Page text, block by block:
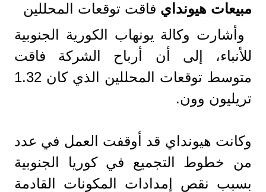
مبيعات هيونداي فاقت توقعات المحللين
وأشارت وكالة يونهاب الكورية الجنوبية
للأنباء، إلى أن أرباح الشركة فاقت
متوسط توقعات المحللين الذي كان 1.32
تريليون وون.
وكانت هيونداي قد أوقفت العمل في عدد
من خطوط التجميع في كوريا الجنوبية
بسبب نقص إمدادات المكونات القادمة